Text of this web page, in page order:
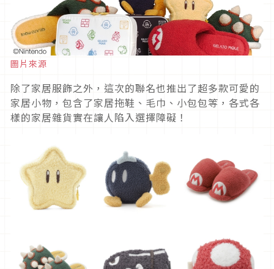
圖片來源
除了家居服飾之外，這次的聯名也推出了超多款可愛的
家居小物，包含了家居拖鞋、毛巾、小包包等，各式各
樣的家居雜貨實在讓人陷入選擇障礙！